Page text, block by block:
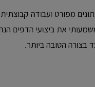
מפורט ועבודה
את ביצועי הדפים
בצורה הטובה ביותר.